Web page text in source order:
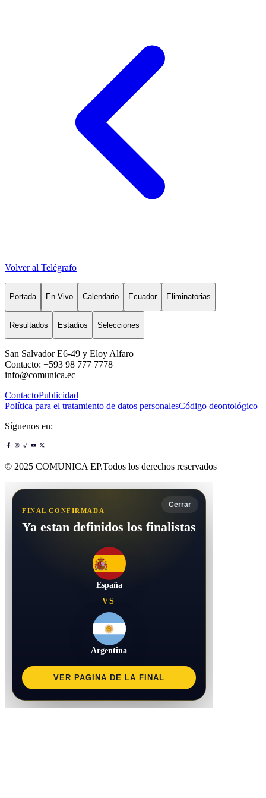
Volver al Telégrafo
Portada En Vivo Calendario Ecuador Eliminatorias
Resultados Estadios Selecciones
San Salvador E6-49 y Eloy Alfaro
Contacto: +593 98 777 7778
info@comunica.ec
ContactoPublicidad
Política para el tratamiento de datos personalesCódigo deontológico
Síguenos en:
© 2025 COMUNICA EP.Todos los derechos reservados
Cerrar
FINAL CONFIRMADA
Ya estan definidos los finalistas
España
VS
Argentina
VER PAGINA DE LA FINAL